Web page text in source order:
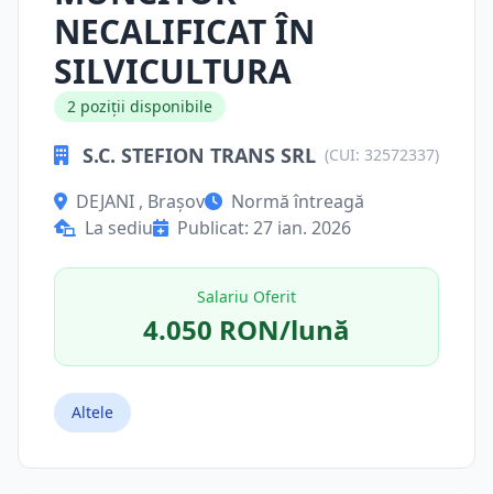
NECALIFICAT ÎN
SILVICULTURA
2 poziții disponibile
S.C. STEFION TRANS SRL (CUI: 32572337)
DEJANI , Brașov
Normă întreagă
La sediu
Publicat: 27 ian. 2026
Salariu Oferit
4.050 RON/lună
Altele